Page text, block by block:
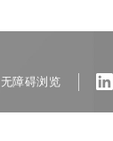
无障碍浏览